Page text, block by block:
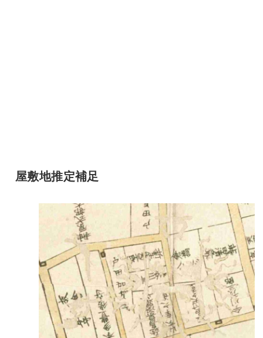
屋敷地推定補足